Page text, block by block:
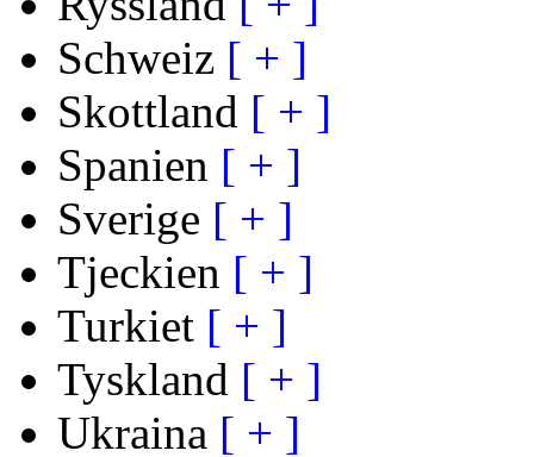
Schweiz [ + ]
Skottland [ + ]
Spanien [ + ]
Sverige [ + ]
Tjeckien [ + ]
Turkiet [ + ]
Tyskland [ + ]
Ukraina [ + ]